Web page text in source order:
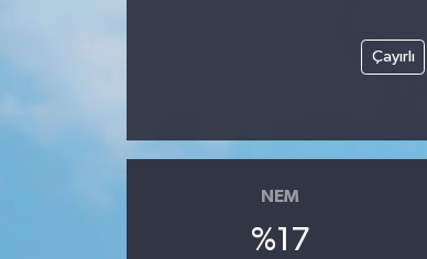
Çayırlı
NEM
%17